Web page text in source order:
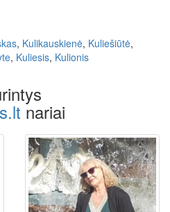
, Kulikauskienė, Kuliešiūtė,
, Kuliesis, Kulionis
nariai